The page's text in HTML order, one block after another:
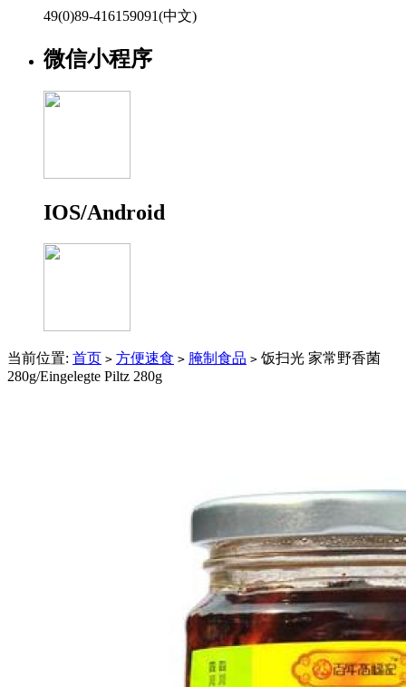
49(0)89-416159091(中文)
微信小程序
IOS/Android
当前位置: 首页 > 方便速食 > 腌制食品 > 饭扫光 家常野香菌
280g/Eingelegte Piltz 280g